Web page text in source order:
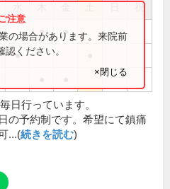
祝
● ●
●
の場合があります。来院前
ください。
×閉じる
日行っています。
の予約制です。希望にて鎮痛
...(続きを読む)